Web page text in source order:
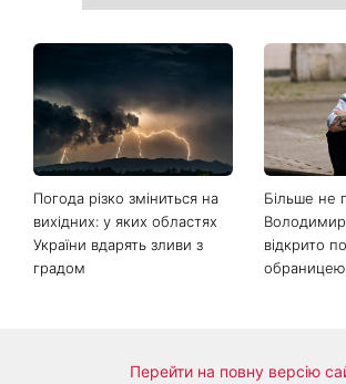
Погода різко зміниться на
вихідних: у яких областях
України вдарять зливи з
градом
Більше не
відкрито
обраницею
Перейти на повну версію